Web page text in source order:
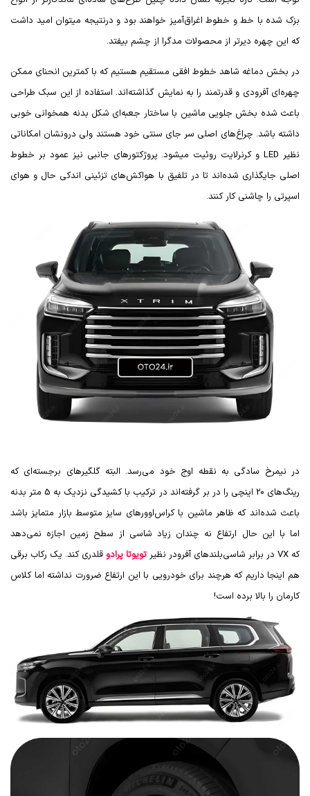
بزک شده با خط و خطوط اغراق‌آمیز خواهند بود و درنتیجه میتوان امید داشت
که این چهره دیرتر از محصولات مدگرا از چشم بیفتد.
در بخش دماغه شاهد خطوط افقی مستقیم هستیم که با کمترین انحنای ممکن
چهره‌ای آفرودی و قدرتمند را به نمایش گذاشته‌اند. استفاده از این سبک طراحی
باعث شده بخش جلویی ماشین با ساختار جعبه‌ای شکل بدنه همخوانی خوبی
داشته باشد. چراغ‌های اصلی سر جای سنتی خود هستند ولی درونشان امکاناتی
نظیر LEDو کرنرلایت روئیت میشود. پروژکتورهای جانبی نیز عمود بر خطوط
اصلی جایگذاری شده‌اند تا در تلفیق با هواکش‌های تزئینی اندکی حال و هوای
اسپرتی را چاشنی کار کنند.
در نیمرخ سادگی به نقطه اوج خود می‌رسد. البته گلگیرهای برجسته‌ای که
رینگ‌های 20 اینچی را در بر گرفته‌اند در ترکیب با کشیدگی نزدیک به 5 متر بدنه
باعث شده‌اند که ظاهر ماشین با کراس‌اوورهای سایز متوسط بازار متمایز باشد
اما با این حال ارتفاع نه چندان زیاد شاسی از سطح زمین اجازه نمی‌دهد
که VX در برابر شاسی‌بلندهای آفرودر نظیر تویوتا پرادو قلدری کند. یک رکاب برقی
هم اینجا داریم که هرچند برای خودرویی با این ارتفاع ضرورت نداشته اما کلاس
کارمان را بالا برده است!